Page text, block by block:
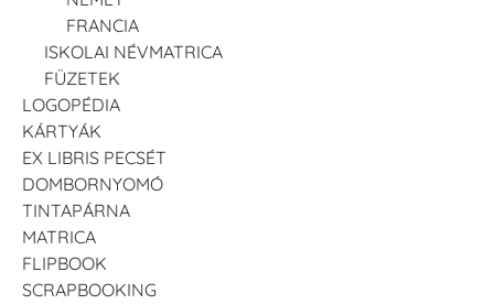
FRANCIA
ISKOLAI NÉVMATRICA
FÜZETEK
LOGOPÉDIA
KÁRTYÁK
EX LIBRIS PECSÉT
DOMBORNYOMÓ
TINTAPÁRNA
MATRICA
FLIPBOOK
SCRAPBOOKING